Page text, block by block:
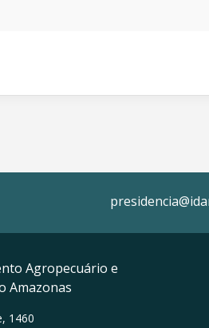
Agropecuário e
Amazonas
1460